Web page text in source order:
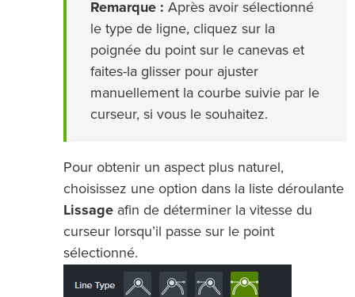
Remarque : Après avoir sélectionné
le type de ligne, cliquez sur la
poignée du point sur le canevas et
faites-la glisser pour ajuster
manuellement la courbe suivie par le
curseur, si vous le souhaitez.
Pour obtenir un aspect plus naturel,
choisissez une option dans la liste déroulante
Lissage afin de déterminer la vitesse du
curseur lorsqu’il passe sur le point
sélectionné.